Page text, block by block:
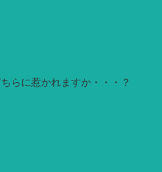
らに惹かれますか・・・？